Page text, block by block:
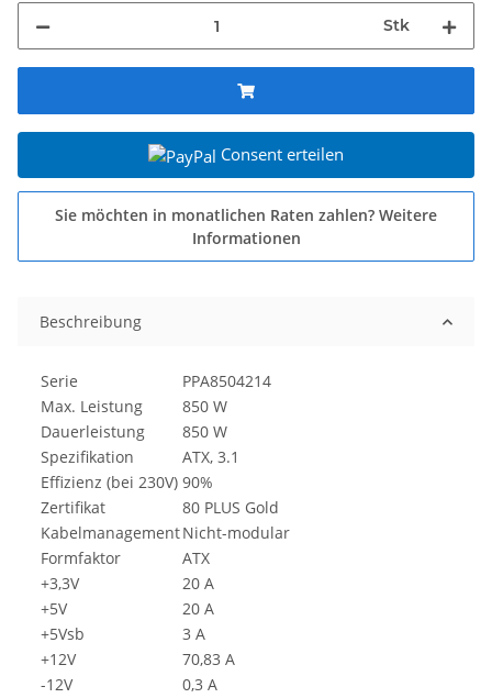
Stk
Consent erteilen
Sie möchten in monatlichen Raten zahlen? Weitere
Informationen
Beschreibung
Serie
PPA8504214
Max. Leistung
850 W
Dauerleistung
850 W
Spezifikation
ATX, 3.1
Effizienz (bei 230V) 90%
Zertifikat
80 PLUS Gold
KabelmanagementNicht-modular
Formfaktor
ATX
+3,3V
20 A
+5V
20 A
+5Vsb
3 A
+12V
70,83 A
-12V
0,3 A